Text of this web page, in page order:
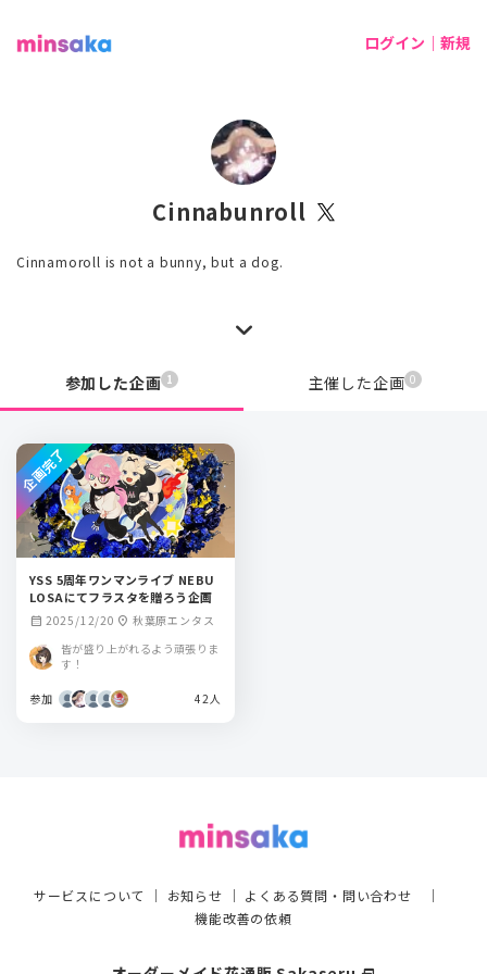
ログイン｜新規
Cinnabunroll
Cinnamoroll is not a bunny, but a dog.
参加した企画 1 主催した企画 0
YSS 5周年ワンマンライブ NEBU
LOSAにてフラスタを贈ろう企画
calendar_month 2025/12/20 location_on 秋葉原エンタス
皆が盛り上がれるよう頑張りま
す！
参加 42人
企画完了
サービスについて ｜ お知らせ ｜ よくある質問・問い合わせ ｜
機能改善の依頼